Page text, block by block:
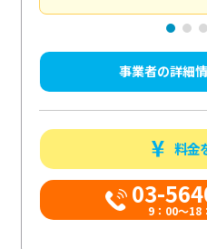
事業者の詳細
料金
03-
9：00～